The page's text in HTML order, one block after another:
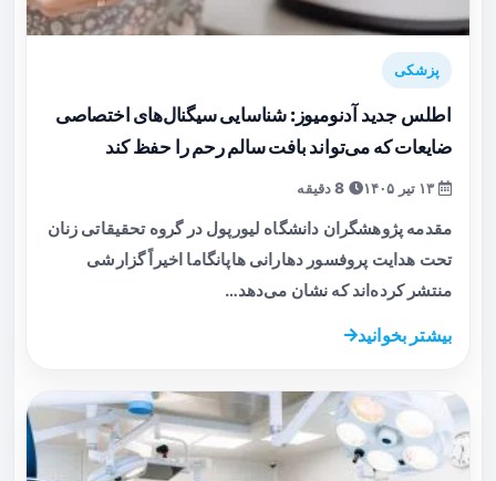
پزشکی
اطلس جدید آدنومیوز: شناسایی سیگنال‌های اختصاصی
ضایعات که می‌تواند بافت سالم رحم را حفظ کند
مقدمه پژوهشگران دانشگاه لیورپول در گروه تحقیقاتی زنان
تحت هدایت پروفسور دهارانی هاپانگاما اخیراً گزارشی
منتشر کرده‌اند که نشان می‌دهد…
بیشتر بخوانید